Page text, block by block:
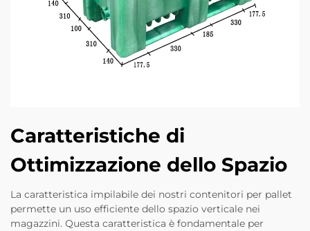
Caratteristiche di
Ottimizzazione dello Spazio
La caratteristica impilabile dei nostri contenitori per pallet
permette un uso efficiente dello spazio verticale nei
magazzini. Questa caratteristica è fondamentale per